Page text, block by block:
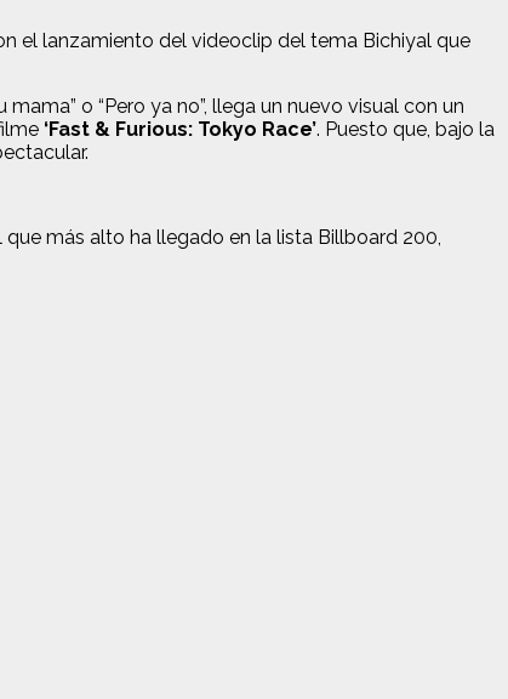
el lanzamiento del videoclip del tema Bichiyal que
o “Pero ya no”, llega un nuevo visual con un
‘Fast & Furious: Tokyo Race’. Puesto que, bajo la
que más alto ha llegado en la lista Billboard 200,